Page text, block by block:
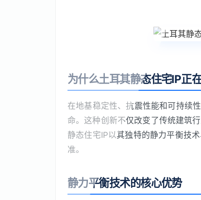
为什么土耳其静态住宅IP正
在地基稳定性、抗震性能和可持续
命。这种创新不仅改变了传统建筑
静态住宅IP以其独特的静力平衡技
准。
静力平衡技术的核心优势